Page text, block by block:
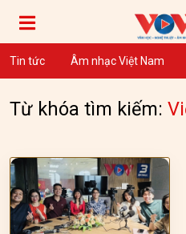
Tin tức Âm nhạc Việt Nam
Từ khóa tìm kiếm: